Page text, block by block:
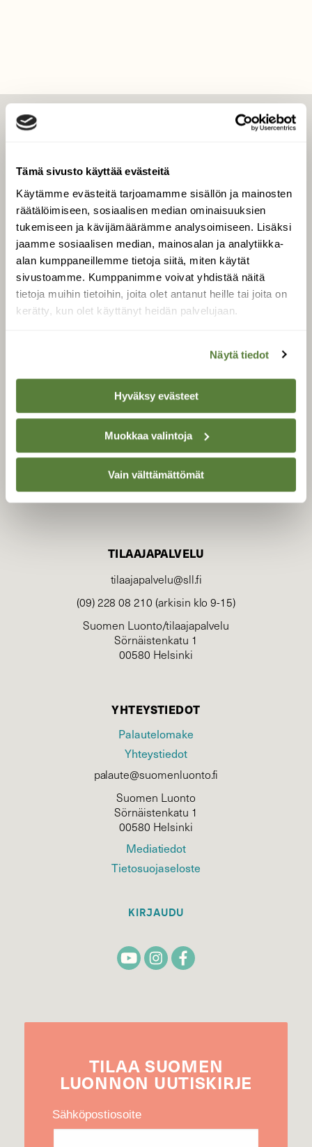
Tämä sivusto käyttää evästeitä
Käytämme evästeitä tarjoamamme sisällön ja mainosten
räätälöimiseen, sosiaalisen median ominaisuuksien
tukemiseen ja kävijämäärämme analysoimiseen. Lisäksi
jaamme sosiaalisen median, mainosalan ja analytiikka-
alan kumppaneillemme tietoja siitä, miten käytät
sivustoamme. Kumppanimme voivat yhdistää näitä
tietoja muihin tietoihin, joita olet antanut heille tai joita on
kerätty, kun olet käyttänyt heidän palvelujaan.
Näytä tiedot
Hyväksy evästeet
Muokkaa valintoja
Vain välttämättömät
Tilaa Suomen Luonto
Tilaa digilukuoikeus
Äänestä parasta juttua
Tilaa uutiskirje
SUOMEN LUONNON­
SUOJELU­LIITTO
kustantaja onSuomen
TILAAJAPALVELU
tilaajapalvelu@sll.fi
(09) 228 08 210 (arkisin klo 9-15)
Suomen Luonto/tilaajapalvelu
Sörnäistenkatu 1
00580 Helsinki
YHTEYSTIEDOT
Palautelomake
Yhteystiedot
palaute@suomenluonto.fi
Suomen Luonto
Sörnäistenkatu 1
00580 Helsinki
Mediatiedot
Tietosuojaseloste
KIRJAUDU
TILAA SUOMEN
LUONNON UUTIS­KIRJE
Sähköpostiosoite